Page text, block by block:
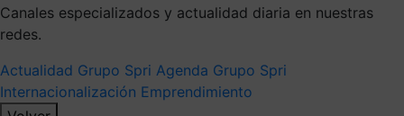
Canales especializados y actualidad diaria en nuestras
redes.
Actualidad Grupo Spri Agenda Grupo Spri
Internacionalización Emprendimiento